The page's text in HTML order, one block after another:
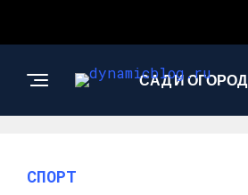
САД И ОГОРОД
СПОРТ